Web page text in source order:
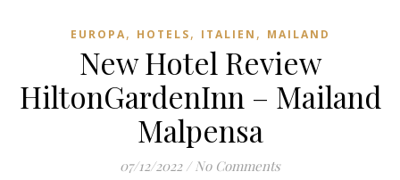
EUROPA, HOTELS, ITALIEN , MAILAND
New Hotel Review
HiltonGardenInn – Mailand
Malpensa
07/12/2022 / No Comments